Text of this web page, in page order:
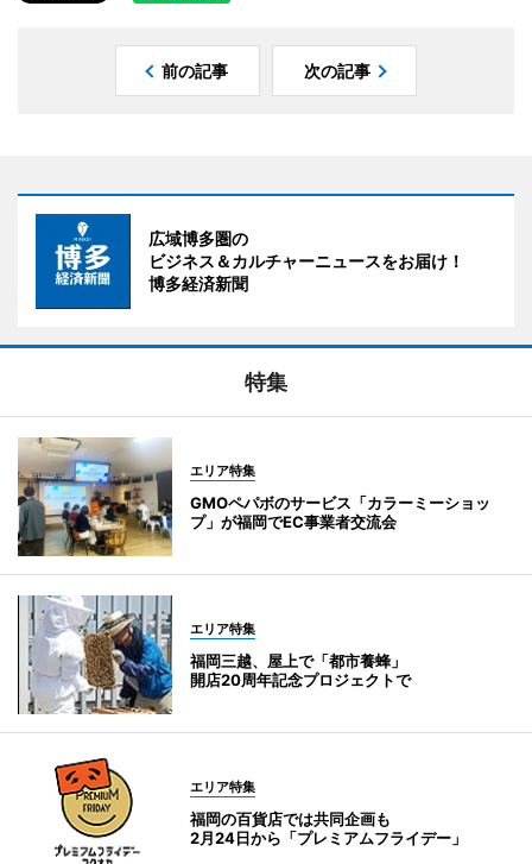
前の記事 次の記事
広域博多圏の
ビジネス＆カルチャーニュースをお届け！
博多経済新聞
特集
エリア特集
GMOペパボのサービス「カラーミーショッ
プ」が福岡でEC事業者交流会
エリア特集
福岡三越、屋上で「都市養蜂」
開店20周年記念プロジェクトで
エリア特集
福岡の百貨店では共同企画も
2月24日から「プレミアムフライデー」